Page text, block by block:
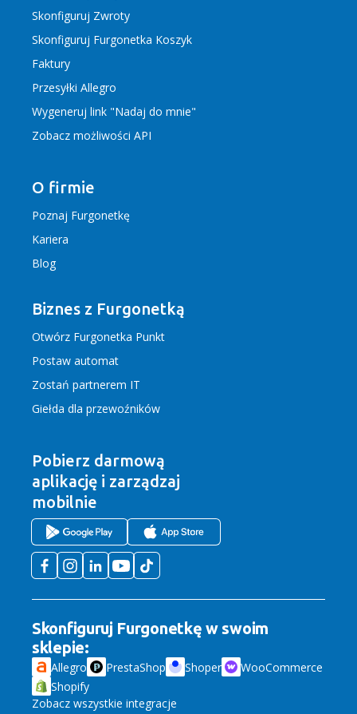
Skonfiguruj Zwroty
Skonfiguruj Furgonetka Koszyk
Faktury
Przesyłki Allegro
Wygeneruj link "Nadaj do mnie"
Zobacz możliwości API
O firmie
Poznaj Furgonetkę
Kariera
Blog
Biznes z Furgonetką
Otwórz Furgonetka Punkt
Postaw automat
Zostań partnerem IT
Giełda dla przewoźników
Pobierz darmową
aplikację i zarządzaj
mobilnie
Skonfiguruj Furgonetkę w swoim
sklepie:
Allegro PrestaShop Shoper
WooCommerce
Shopify
Zobacz wszystkie integracje